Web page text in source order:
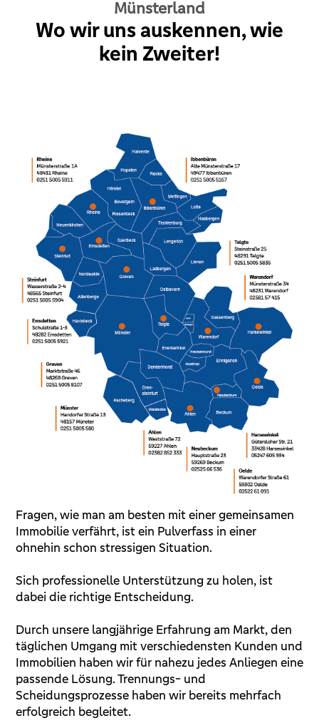
Münsterland
Wo wir uns auskennen, wie
kein Zweiter!
Fragen, wie man am besten mit einer gemeinsamen
Immobilie verfährt, ist ein Pulverfass in einer
ohnehin schon stressigen Situation.
Sich professionelle Unterstützung zu holen, ist
dabei die richtige Entscheidung.
Durch unsere langjährige Erfahrung am Markt, den
täglichen Umgang mit verschiedensten Kunden und
Immobilien haben wir für nahezu jedes Anliegen eine
passende Lösung. Trennungs- und
Scheidungsprozesse haben wir bereits mehrfach
erfolgreich begleitet.